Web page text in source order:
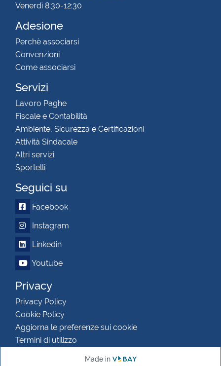
Venerdì 8:30-12:30
Adesione
Perchè associarsi
Convenzioni
Come associarsi
Servizi
Lavoro Paghe
Fiscale e Contabilità
Ambiente, Sicurezza e Certificazioni
Attività Sindacale
Altri servizi
Sportelli
Seguici su
Facebook
Instagram
Linkedin
Youtube
Privacy
Privacy Policy
Cookie Policy
Aggiorna le preferenze sui cookie
Termini di utilizzo
Made in